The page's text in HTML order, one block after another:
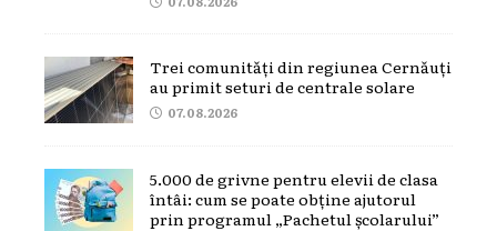
Trei comunități din regiunea Cernăuți
au primit seturi de centrale solare
07.08.2026
5.000 de grivne pentru elevii de clasa
întâi: cum se poate obține ajutorul
prin programul „Pachetul școlarului”